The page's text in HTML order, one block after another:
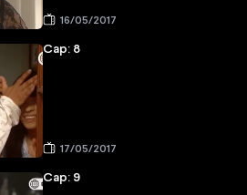
16/05/2017
Cap: 8
17/05/2017
Cap: 9